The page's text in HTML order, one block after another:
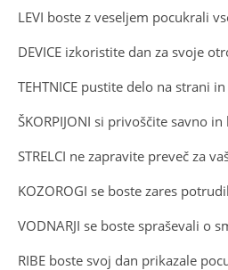
LEVI boste z veseljem pocukrali
DEVICE izkoristite dan za svoje
TEHTNICE pustite delo na strani
ŠKORPIJONI si privoščite savno
STRELCI ne zapravite preveč za
KOZOROGI se boste zares
VODNARJI se boste spraševali o
RIBE boste svoj dan prikazale